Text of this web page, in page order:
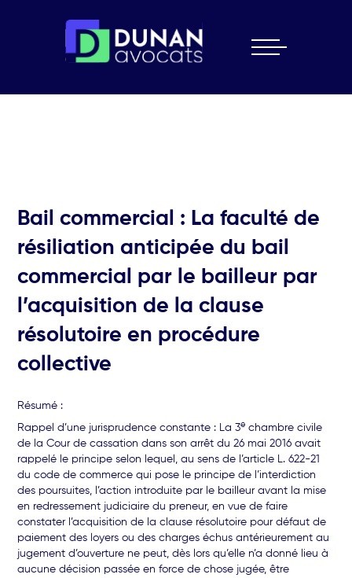
Bail commercial : La faculté de
résiliation anticipée du bail
commercial par le bailleur par
l’acquisition de la clause
résolutoire en procédure
collective
Résumé :
Rappel d’une jurisprudence constante : La 3e chambre civile
de la Cour de cassation dans son arrêt du 26 mai 2016 avait
rappelé le principe selon lequel, au sens de l’article L. 622-21
du code de commerce qui pose le principe de l’interdiction
des poursuites, l’action introduite par le bailleur avant la mise
en redressement judiciaire du preneur, en vue de faire
constater l’acquisition de la clause résolutoire pour défaut de
paiement des loyers ou des charges échus antérieurement au
jugement d’ouverture ne peut, dès lors qu’elle n’a donné lieu à
aucune décision passée en force de chose jugée, être